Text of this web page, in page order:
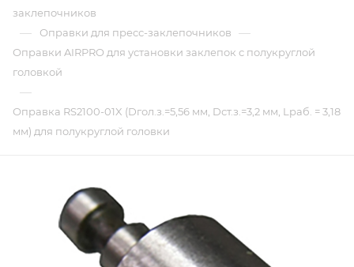
заклепочников
— Оправки для пресс-заклепочников —
Оправки AIRPRO для установки заклепок с полукруглой
головкой
—
Оправка RS2100-01X (Dгол.з.=5,56 мм, Dст.з.=3,2 мм, Lраб. = 3,18
мм) для полукруглой головки